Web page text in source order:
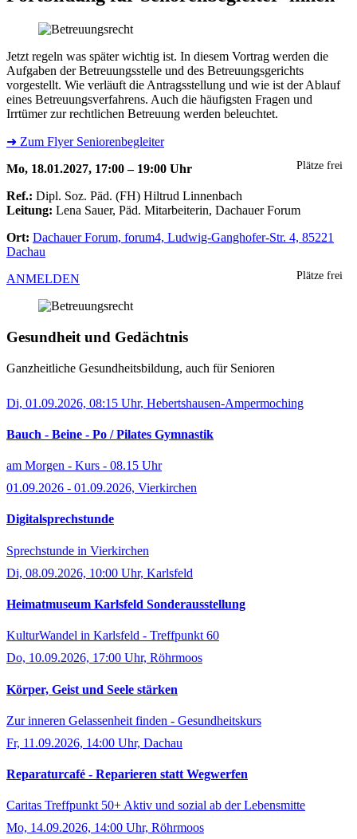
Jetzt regeln was später wichtig ist. In diesem Vortrag werden die
Aufgaben der Betreuungsstelle und des Betreuungsgerichts
vorgestellt. Wie verläuft die Antragsstellung und wie ist der Ablauf
eines Betreuungsverfahrens. Auch die häufigsten Fragen und
Irrtümer zur rechtlichen Betreuung werden beleuchtet.
➜ Zum Flyer Seniorenbegleiter
Plätze frei
Mo, 18.01.2027, 17:00 – 19:00 Uhr
Ref.: Dipl. Soz. Päd. (FH) Hiltrud Linnenbach
Leitung: Lena Sauer, Päd. Mitarbeiterin, Dachauer Forum
Ort: Dachauer Forum, forum4, Ludwig-Ganghofer-Str. 4, 85221
Dachau
Plätze frei
ANMELDEN
Gesundheit und Gedächtnis
Ganzheitliche Gesundheitsbildung, auch für Senioren
Di, 01.09.2026, 08:15 Uhr, Hebertshausen-Ampermoching
Bauch - Beine - Po / Pilates Gymnastik
am Morgen - Kurs - 08.15 Uhr
01.09.2026 - 01.09.2026, Vierkirchen
Digitalsprechstunde
Sprechstunde in Vierkirchen
Di, 08.09.2026, 10:00 Uhr, Karlsfeld
Heimatmuseum Karlsfeld Sonderausstellung
KulturWandel in Karlsfeld - Treffpunkt 60
Do, 10.09.2026, 17:00 Uhr, Röhrmoos
Körper, Geist und Seele stärken
Zur inneren Gelassenheit finden - Gesundheitskurs
Fr, 11.09.2026, 14:00 Uhr, Dachau
Reparaturcafé - Reparieren statt Wegwerfen
Caritas Treffpunkt 50+ Aktiv und sozial ab der Lebensmitte
Mo, 14.09.2026, 14:00 Uhr, Röhrmoos